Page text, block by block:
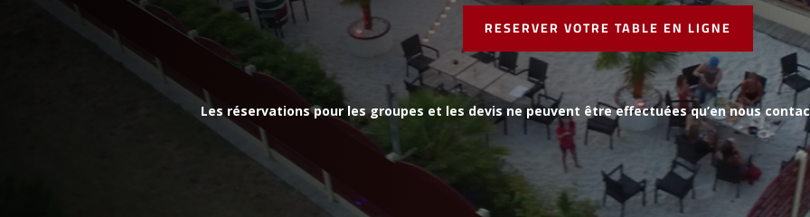
RESERVER VOTRE TABLE EN LIGNE
Les réservations pour les groupes et les devis ne peuvent être effectuées qu’en nous